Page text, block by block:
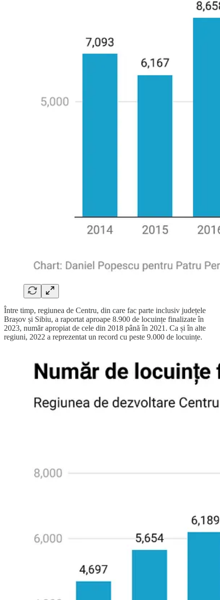
Între timp, regiunea de Centru, din care fac parte inclusiv județele
Brașov și Sibiu, a raportat aproape 8.900 de locuințe finalizate în
2023, număr apropiat de cele din 2018 până în 2021. Ca și în alte
regiuni, 2022 a reprezentat un record cu peste 9.000 de locuințe.